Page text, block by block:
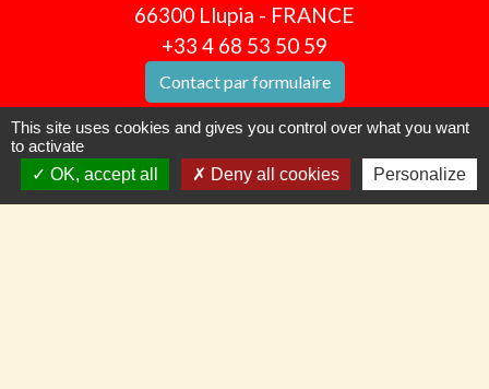
66300 Llupia - FRANCE
+33 4 68 53 50 59
Contact par formulaire
This site uses cookies and gives you control over what you want
to activate
OK, accept all
Deny all cookies Personalize